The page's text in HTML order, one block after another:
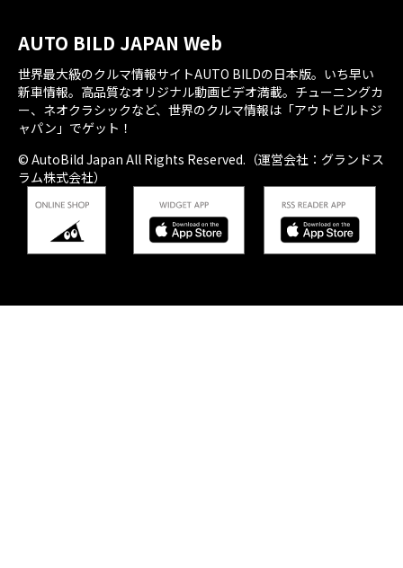
AUTO BILD JAPAN Web
世界最大級のクルマ情報サイトAUTO BILDの日本版。いち早い
新車情報。高品質なオリジナル動画ビデオ満載。チューニングカ
ー、ネオクラシックなど、世界のクルマ情報は「アウトビルトジ
ャパン」でゲット！
© AutoBild Japan All Rights Reserved.（運営会社：グランドス
ラム株式会社）